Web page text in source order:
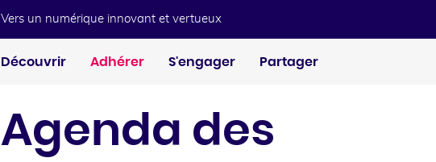
Vers un numérique innovant et vertueux
Découvrir Adhérer S'engager Partager
Agenda des